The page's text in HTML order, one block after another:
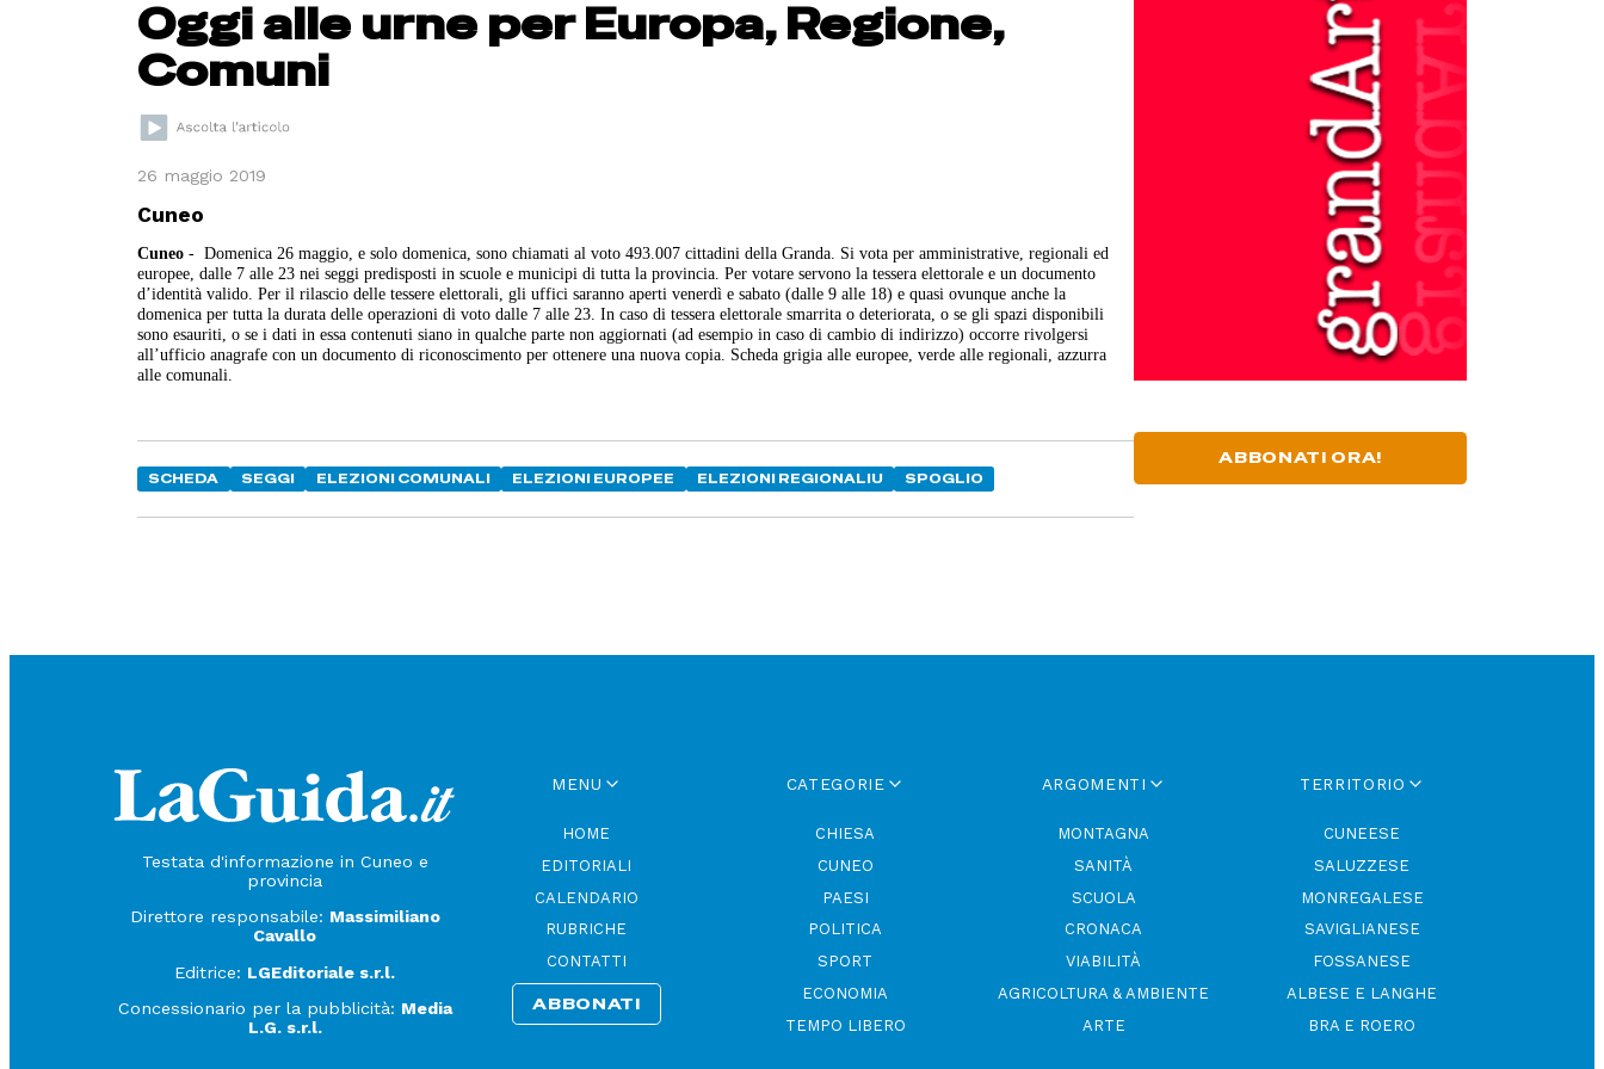
Oggi alle urne per Europa, Regione,
Comuni
26 maggio 2019
Cuneo
Cuneo - Domenica 26 maggio, e solo domenica, sono chiamati al voto 493.007 cittadini della Granda. Si vota per amministrative, regionali ed
europee, dalle 7 alle 23 nei seggi predisposti in scuole e municipi di tutta la provincia. Per votare servono la tessera elettorale e un documento
d’identità valido. Per il rilascio delle tessere elettorali, gli uffici saranno aperti venerdì e sabato (dalle 9 alle 18) e quasi ovunque anche la
domenica per tutta la durata delle operazioni di voto dalle 7 alle 23. In caso di tessera elettorale smarrita o deteriorata, o se gli spazi disponibili
sono esauriti, o se i dati in essa contenuti siano in qualche parte non aggiornati (ad esempio in caso di cambio di indirizzo) occorre rivolgersi
all’ufficio anagrafe con un documento di riconoscimento per ottenere una nuova copia. Scheda grigia alle europee, verde alle regionali, azzurra
alle comunali.
SCHEDA SEGGI ELEZIONI COMUNALI ELEZIONI EUROPEE ELEZIONI REGIONALIU SPOGLIO
ABBONATI ORA!
Testata d'informazione in Cuneo e
provincia
Direttore responsabile: Massimiliano
Cavallo
Editrice: LGEditoriale s.r.l.
Concessionario per la pubblicità: Media
L.G. s.r.l.
MENU
HOME
EDITORIALI
CALENDARIO
RUBRICHE
CONTATTI
ABBONATI
CATEGORIE
CHIESA
CUNEO
PAESI
POLITICA
SPORT
ECONOMIA
TEMPO LIBERO
ARGOMENTI
MONTAGNA
SANITÀ
SCUOLA
CRONACA
VIABILITÀ
AGRICOLTURA & AMBIENTE
ARTE
TERRITORIO
CUNEESE
SALUZZESE
MONREGALESE
SAVIGLIANESE
FOSSANESE
ALBESE E LANGHE
BRA E ROERO